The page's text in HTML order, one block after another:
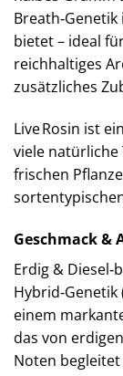
bietet – ideal
reichhaltiges
zusätzliches
Live Rosin ist
viele
frischen
Geschmack &
Erdig &
Hybrid‑Genetik
einem
das von
Noten